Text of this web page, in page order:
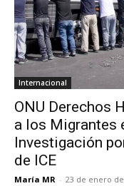
Internacional
ONU Derechos
a los Migrantes
Investigación
de ICE
María MR - 23 de enero